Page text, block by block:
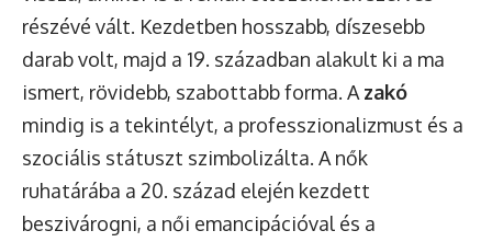
részévé vált. Kezdetben hosszabb, díszesebb
darab volt, majd a 19. században alakult ki a ma
ismert, rövidebb, szabottabb forma. A zakó
mindig is a tekintélyt, a professzionalizmust és a
szociális státuszt szimbolizálta. A nők
ruhatárába a 20. század elején kezdett
beszivárogni, a női emancipációval és a